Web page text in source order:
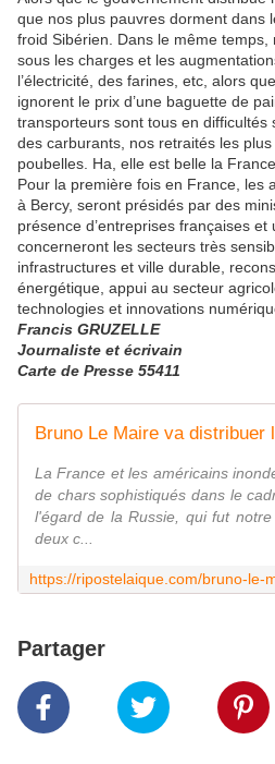
que nos plus pauvres dorment dans
froid Sibérien. Dans le même
sous les charges et les
l’électricité, des farines, etc, alors
ignorent le prix d’une baguette de
transporteurs sont tous en difficultés
des carburants, nos retraités les
poubelles. Ha, elle est belle la
Pour la première fois en France, les
à Bercy, seront présidés par des
présence d’entreprises françaises
concerneront les secteurs très
infrastructures et ville durable,
énergétique, appui au secteur
technologies et innovations
Francis GRUZELLE
Journaliste et écrivain
Carte de Presse 55411
La France et les américains
de chars sophistiqués dans le
l'égard de la Russie, qui fut
deux c...
Partager